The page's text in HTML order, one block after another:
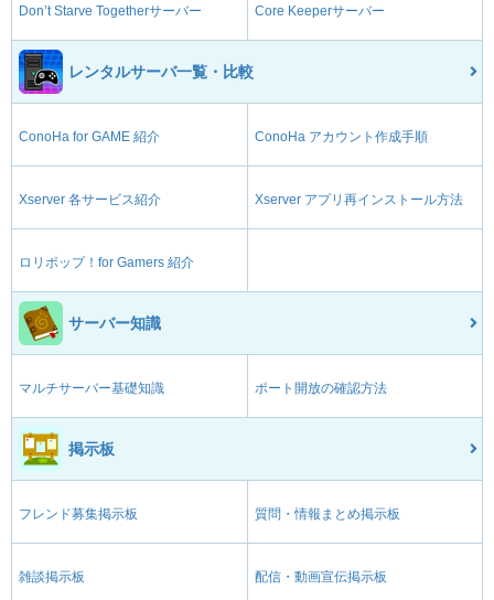
Don’t Starve Togetherサーバー Core Keeperサーバー
レンタルサーバ一覧・比較
ConoHa for GAME 紹介 ConoHa アカウント作成手順
Xserver 各サービス紹介 Xserver アプリ再インストール方法
ロリポップ！for Gamers 紹介
サーバー知識
マルチサーバー基礎知識 ポート開放の確認方法
掲示板
フレンド募集掲示板 質問・情報まとめ掲示板
雑談掲示板 配信・動画宣伝掲示板